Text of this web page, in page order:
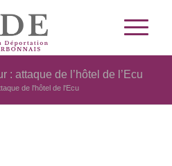
: attaque de l’hôtel de l’Ecu
de l'hôtel de l'Ecu